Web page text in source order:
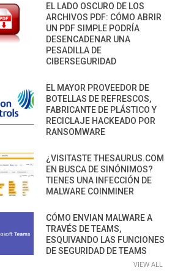
EL LADO OSCURO DE LOS
ARCHIVOS PDF: CÓMO ABRIR
UN PDF SIMPLE PODRÍA
DESENCADENAR UNA
PESADILLA DE
CIBERSEGURIDAD
EL MAYOR PROVEEDOR DE
BOTELLAS DE REFRESCOS,
FABRICANTE DE PLÁSTICO Y
RECICLAJE HACKEADO POR
RANSOMWARE
¿VISITASTE THESAURUS.COM
EN BUSCA DE SINÓNIMOS?
TIENES UNA INFECCIÓN DE
MALWARE COINMINER
CÓMO ENVIAN MALWARE A
TRAVÉS DE TEAMS,
ESQUIVANDO LAS FUNCIONES
DE SEGURIDAD DE TEAMS
VIEW ALL